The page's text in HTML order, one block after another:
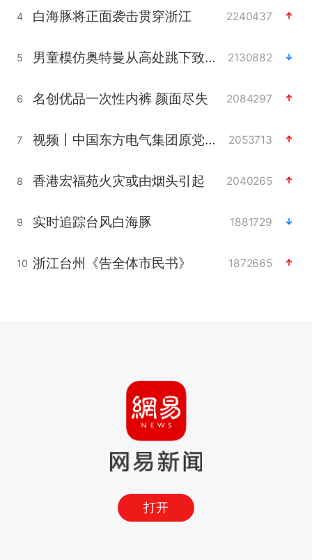
4 白海豚将正面袭击贯穿浙江 2240437
5 男童模仿奥特曼从高处跳下致骨折 2130882
6 名创优品一次性内裤 颜面尽失 2084297
7 视频丨中国东方电气集团原党组副书记、董事宋致远被查 2053713
8 香港宏福苑火灾或由烟头引起 2040265
9 实时追踪台风白海豚 1881729
10 浙江台州《告全体市民书》 1872665
打开